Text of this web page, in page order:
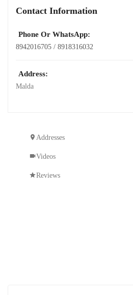
Contact Information
Phone Or WhatsApp:
8942016705 / 8918316032
Address:
Malda
Addresses
Videos
Reviews